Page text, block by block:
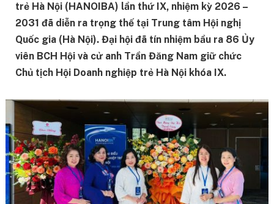
trẻ Hà Nội (HANOIBA) lần thứ IX, nhiệm kỳ 2026 –
2031 đã diễn ra trọng thế tại Trung tâm Hội nghị
Quốc gia (Hà Nội). Đại hội đã tín nhiệm bầu ra 86 Ủy
viên BCH Hội và cử anh Trần Đăng Nam giữ chức
Chủ tịch Hội Doanh nghiệp trẻ Hà Nội khóa IX.